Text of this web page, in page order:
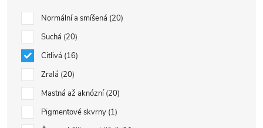
Normální a smíšená 20
Suchá 20
Citlivá 16
Zralá 20
Mastná až aknózní 20
Pigmentové skvrny 1